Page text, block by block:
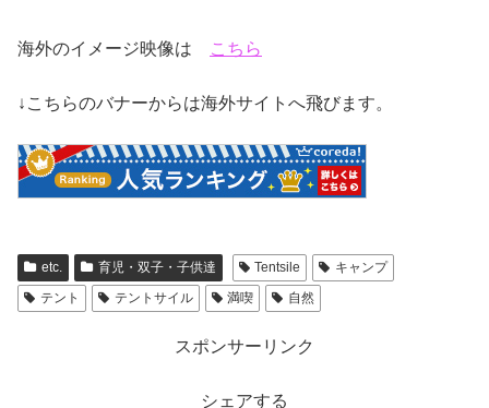
海外のイメージ映像は こちら
↓こちらのバナーからは海外サイトへ飛びます。
etc. 育児・双子・子供達 Tentsile
キャンプ
テント
テントサイル 満喫 自然
スポンサーリンク
シェアする